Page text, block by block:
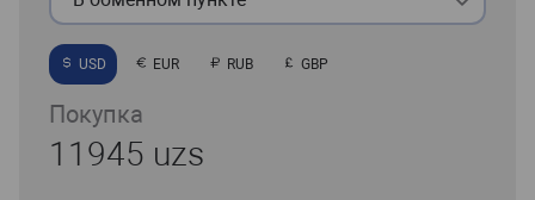
USD EUR RUB GBP
Покупка
11945 uzs